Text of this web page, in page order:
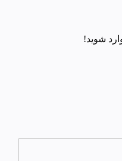
شوید!